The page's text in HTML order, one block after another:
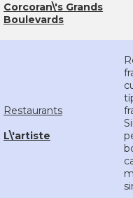
Corcoran\'s Grands
Boulevards
Restaurants
L\'artiste